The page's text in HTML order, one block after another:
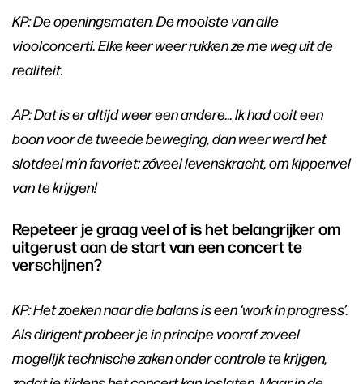
KP: De openingsmaten. De mooiste van alle
vioolconcerti. Elke keer weer rukken ze me weg uit de
realiteit.
AP: Dat is er altijd weer een andere… Ik had ooit een
boon voor de tweede beweging, dan weer werd het
slotdeel m’n favoriet: zóveel levenskracht, om kippenvel
van te krijgen!
Repeteer je graag veel of is het belangrijker om
uitgerust aan de start van een concert te
verschijnen?
KP: Het zoeken naar die balans is een ‘work in progress’.
Als dirigent probeer je in principe vooraf zoveel
mogelijk technische zaken onder controle te krijgen,